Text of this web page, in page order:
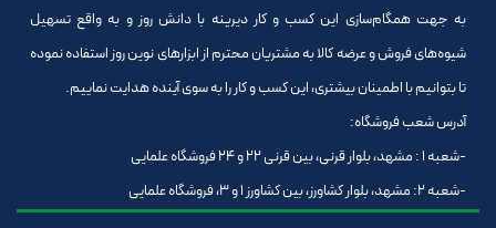
به جهت همگام‌سازی این کسب و کار دیرینه با دانش روز و به واقع تسهیل
شیوه‌های فروش و عرضه کالا به مشتریان محترم از ابزارهای نوین روز استفاده نموده
تا بتوانیم با اطمینان بیشتری، این کسب و کار را به سوی آینده هدایت نماییم.
آدرس شعب فروشگاه:
-شعبه 1 : مشهد، بلوار قرنی، بین قرنی 22 و 24 فروشگاه علمایی
-شعبه 2: مشهد، بلوار کشاورز، بین کشاورز 1 و 3، فروشگاه علمایی